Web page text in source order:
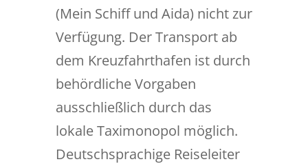
(Mein Schiff und Aida) nicht zur
Verfügung. Der Transport ab
dem Kreuzfahrthafen ist durch
behördliche Vorgaben
ausschließlich durch das
lokale Taximonopol möglich.
Deutschsprachige Reiseleiter